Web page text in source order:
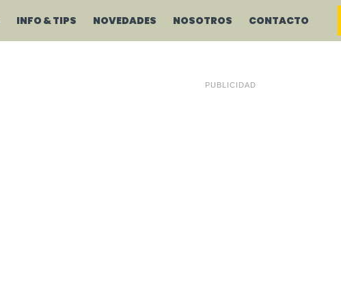
INFO & TIPS NOVEDADES NOSOTROS CONTACTO
PUBLICIDAD